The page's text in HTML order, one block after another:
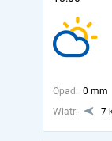
Opad: 0 mm
Wiatr:
7